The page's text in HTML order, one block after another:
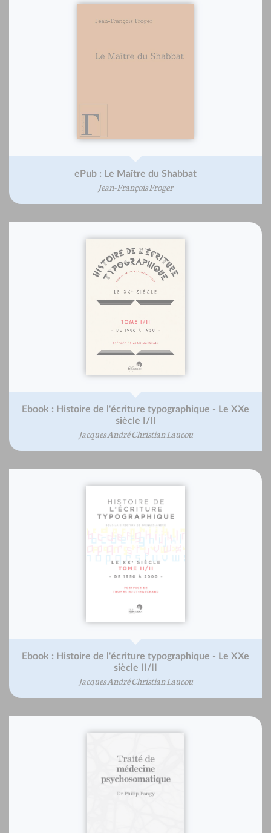
ePub : Le Maître du Shabbat
Jean-François Froger
Ebook : Histoire de l'écriture typographique - Le XXe
siècle I/II
Jacques André Christian Laucou
Ebook : Histoire de l'écriture typographique - Le XXe
siècle II/II
Jacques André Christian Laucou